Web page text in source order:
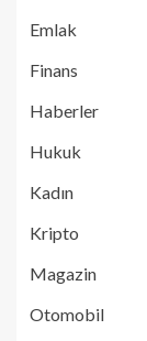
Emlak
Finans
Haberler
Hukuk
Kadın
Kripto
Magazin
Otomobil